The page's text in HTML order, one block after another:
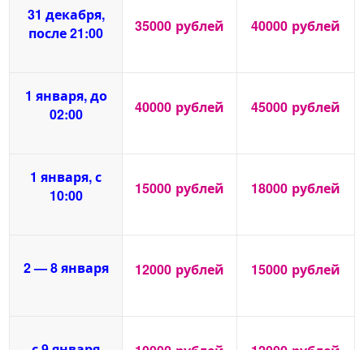
31 декабря,
после 21:00
35000 рублей 40000 рублей
1 января, до
02:00
40000 рублей 45000 рублей
1 января, с
10:00
15000 рублей 18000 рублей
2 — 8 января 12000 рублей 15000 рублей